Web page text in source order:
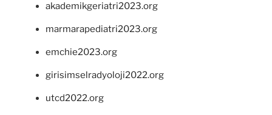
akademikgeriatri2023.org
marmarapediatri2023.org
emchie2023.org
girisimselradyoloji2022.org
utcd2022.org